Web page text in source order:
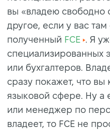
вы «владею свободно
другое, если у вас
полученный FCE . Я
специализированных
или бухгалтеров.
сразу покажет, что
языковой сфере. Ну а
или менеджер по
владеет, то FCE не